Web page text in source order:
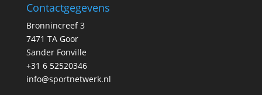
Contactgegevens
Bronnincreef 3
7471 TA Goor
Sander Fonville
+31 6 52520346
info@sportnetwerk.nl